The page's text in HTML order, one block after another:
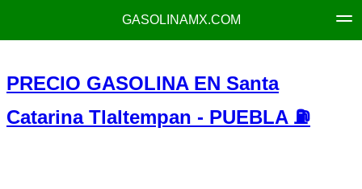
GASOLINAMX.COM
PRECIO GASOLINA EN Santa
Catarina Tlaltempan - PUEBLA ⛽